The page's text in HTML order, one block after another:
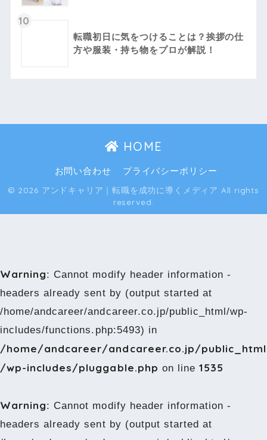
10
転職初日に気をつけることは？挨拶の仕
方や服装・持ち物をプロが解説！
HOME
お問い合わせ プライバシーポリシー
© 2026 アンドキャリア｜転職を成功に導くメディア All rights
reserved.
Warning: Cannot modify header information -
headers already sent by (output started at
/home/andcareer/andcareer.co.jp/public_html/wp-
includes/functions.php:5493) in
/home/andcareer/andcareer.co.jp/public_html
/wp-includes/pluggable.php on line 1535
Warning: Cannot modify header information -
headers already sent by (output started at